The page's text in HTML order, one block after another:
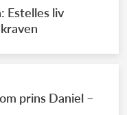
Estelles liv
prins Daniel –